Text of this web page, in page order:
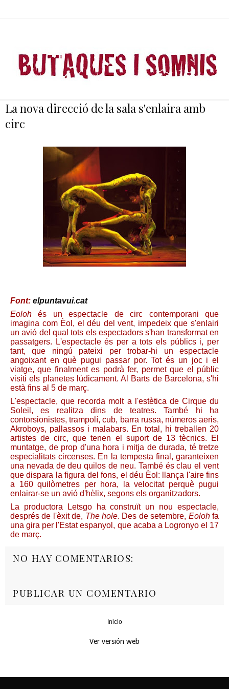
La nova direcció de la sala s'enlaira amb
circ
Font: elpuntavui.cat
Eoloh és un espectacle de circ contemporani que
imagina com Èol, el déu del vent, impedeix que s'enlairi
un avió del qual tots els espectadors s'han transformat en
passatgers. L'espectacle és per a tots els públics i, per
tant, que ningú pateixi per trobar-hi un espectacle
angoixant en què pugui passar por. Tot és un joc i el
viatge, que finalment es podrà fer, permet que el públic
visiti els planetes lúdicament. Al Barts de Barcelona, s'hi
està fins al 5 de març.
L'espectacle, que recorda molt a l'estètica de Cirque du
Soleil, es realitza dins de teatres. També hi ha
contorsionistes, trampolí, cub, barra russa, números aeris,
Akroboys, pallassos i malabars. En total, hi treballen 20
artistes de circ, que tenen el suport de 13 tècnics. El
muntatge, de prop d'una hora i mitja de durada, té tretze
especialitats circenses. En la tempesta final, garanteixen
una nevada de deu quilos de neu. També és clau el vent
que dispara la figura del fons, el déu Èol: llança l'aire fins
a 160 quilòmetres per hora, la velocitat perquè pugui
enlairar-se un avió d'hèlix, segons els organitzadors.
La productora Letsgo ha construït un nou espectacle,
després de l'èxit de, The hole. Des de setembre, Eolohfa
una gira per l'Estat espanyol, que acaba a Logronyo el 17
de març.
NO HAY COMENTARIOS:
PUBLICAR UN COMENTARIO
Inicio
Ver versión web